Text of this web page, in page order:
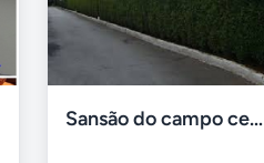
Sansão do campo cerca viva por 0,65 á muda